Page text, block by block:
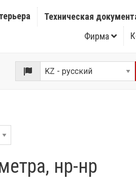
Техническая
Фирма
нр-нр